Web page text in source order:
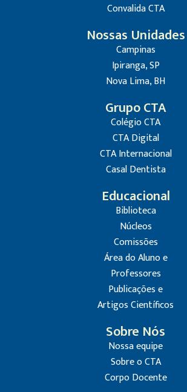
Convalida CTA
Nossas Unidades
Campinas
Ipiranga, SP
Nova Lima, BH
Grupo CTA
Colégio CTA
CTA Digital
CTA Internacional
Casal Dentista
Educacional
Biblioteca
Núcleos
Comissões
Área do Aluno e
Professores
Publicações e
Artigos Científicos
Sobre Nós
Nossa equipe
Sobre o CTA
Corpo Docente